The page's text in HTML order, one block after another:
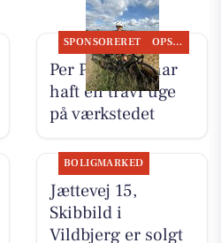
SPONSORERET OPSLAGSTAVLEN
Per P. Cykler har
haft en travl uge
på værkstedet
BOLIGMARKED
Jættevej 15,
Skibbild i
Vildbjerg er solgt